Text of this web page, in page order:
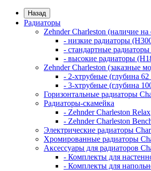
Назад
Радиаторы
Zehnder Charleston (наличие на
- низкие радиаторы
- стандартные
- высокие радиаторы
Zehnder Charleston (заказные
- 2-хтрубные (глубина
- 3-хтрубные (глубина
Горизонтальные радиаторы
Радиаторы-скамейка
- Zehnder Charleston Relax
- Zehnder Charleston
Электрические радиаторы
Хромированные радиаторы
Аксессуары для радиаторов
- Комплекты для
- Комплекты для